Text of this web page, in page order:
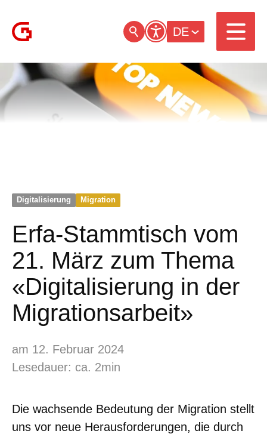
DE
Digitalisierung Migration
Erfa-Stammtisch vom
21. März zum Thema
«Digitalisierung in der
Migrationsarbeit»
am 12. Februar 2024
Lesedauer: ca. 2min
Die wachsende Bedeutung der Migration stellt
uns vor neue Herausforderungen, die durch